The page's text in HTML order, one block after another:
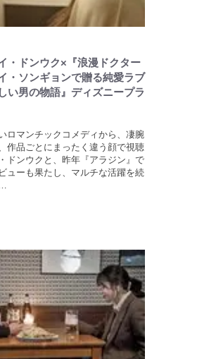
・ドンウク×『浪漫ドクター
・ソンギョンで贈る純愛ラブ
い男の物語』ディズニープラ
ロマンチックコメディから、凄腕
作品ごとにまったく違う顔で視聴
ドンウクと、昨年『アラジン』で
ューも果たし、マルチな活躍を続